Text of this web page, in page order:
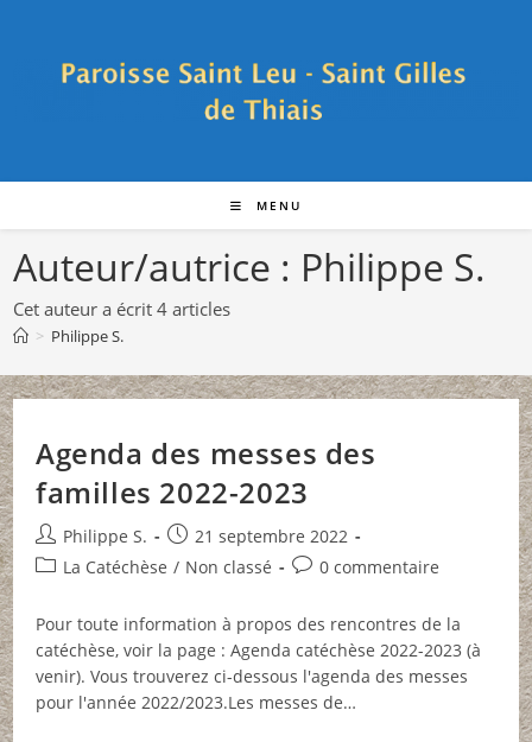
MENU
Auteur/autrice : Philippe S.
Cet auteur a écrit 4 articles
> Philippe S.
Agenda des messes des
familles 2022-2023
Auteur/autrice
de
Philippe S.
Publication
publiée :
21 septembre 2022
PostLa Catéchèse / Non classé
Commentaires
la
publication :
0 commentaire
Pour toute information à propos des rencontres de la
catéchèse, voir la page : Agenda catéchèse 2022-2023 (à
venir). Vous trouverez ci-dessous l'agenda des messes
pour l'année 2022/2023.Les messes de…